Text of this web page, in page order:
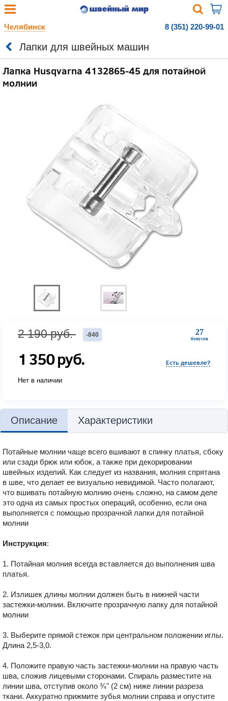
Челябинск 8 (351) 220-99-01
Лапки для швейных машин
Лапка Husqvarna 4132865-45 для потайной
молнии
27
бонусов
2 190 руб. -840
1 350руб. Есть дешевле?
Нет в наличии
Описание Характеристики
Потайные молнии чаще всего вшивают в спинку платья, сбоку
или сзади брюк или юбок, а также при декорировании
швейных изделий. Как следует из названия, молния спрятана
в шве, что делает ее визуально невидимой. Часто полагают,
что вшивать потайную молнию очень сложно, на самом деле
это одна из самых простых операций, особенно, если она
выполняется с помощью прозрачной лапки для потайной
молнии
Инструкция:
1. Потайная молния всегда вставляется до выполнения шва
платья.
2. Излишек длины молнии должен быть в нижней части
застежки-молнии. Включите прозрачную лапку для потайной
молнии
3. Выберите прямой стежок при центральном положении иглы.
Длина 2,5-3,0.
4. Положите правую часть застежки-молнии на правую часть
шва, сложив лицевыми сторонами. Спираль разместите на
линии шва, отступив около ¾" (2 см) ниже линии разреза
ткани. Аккуратно прижмите зубья молнии справа и опустите